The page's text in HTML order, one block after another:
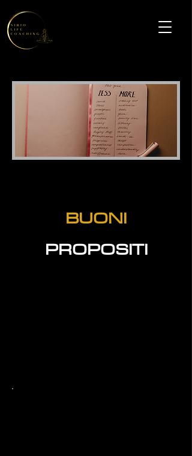
BUONI
PROPOSITI